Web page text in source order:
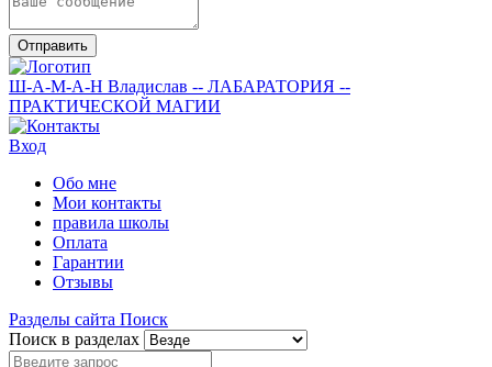
Отправить
Ш-А-М-А-Н Владислав -- ЛАБАРАТОРИЯ --
ПРАКТИЧЕСКОЙ МАГИИ
Вход
Обо мне
Мои контакты
правила школы
Оплата
Гарантии
Отзывы
Разделы сайта Поиск
Поиск в разделах